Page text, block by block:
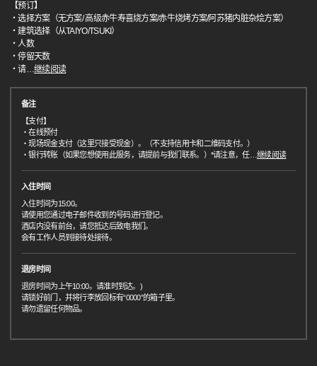
【预订】
・选择方案（无方案/ 高级赤牛寿喜烧方案/赤牛烧烤方案/阿苏猪内脏杂烩方案）
・建筑选择（从TAIYO/TSUKI）
・人数
・停留天数
・请…继续阅读
备注
【支付】
・在线预付
・现场现金支付（这里只接受现金）。（不支持信用卡和二维码支付。）
・银行转账（如果您想使用此服务，请提前与我们联系。）*请注意，任… 继续阅读
入住时间
入住时间为15:00。
请使用您通过电子邮件收到的号码进行登记。
酒店内没有前台，请您抵达后致电我们。
会有工作人员到接待处接待。
退房时间
退房时间为上午10:00。请准时到达。)
请锁好前门，并将行李放回标有“0000”的箱子里。
请勿遗留任何物品。